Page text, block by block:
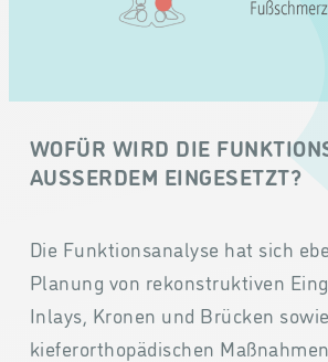
WOFÜR WIRD DIE
AUSSERDEM EINGESETZT?
Die Funktionsanalyse hat sich
Planung von rekonstruktiven
Inlays, Kronen und Brücken
kieferorthopädischen